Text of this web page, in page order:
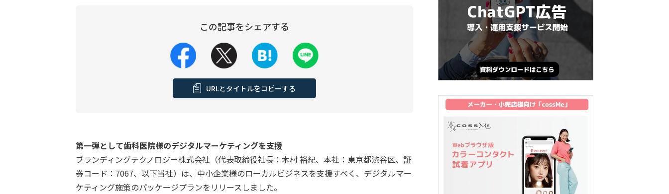
この記事をシェアする
URLとタイトルをコピーする
第一弾として歯科医院様のデジタルマーケティングを支援
ブランディングテクノロジー株式会社（代表取締役社長：木村 裕紀、本社：東京都渋谷区、証
券コード：7067、以下当社）は、中小企業様のローカルビジネスを支援すべく、デジタルマー
ケティング施策のパッケージプランをリリースしました。